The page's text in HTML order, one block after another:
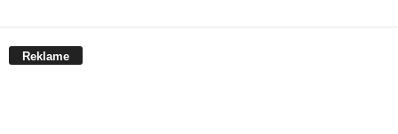
Reklame